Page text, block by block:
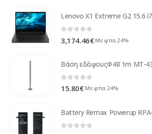
3,174.46€ Με φπα 24%
Βάση εδάφουςΦ48 1m MT-
0 out of 5
15.80€ Με φπα 24%